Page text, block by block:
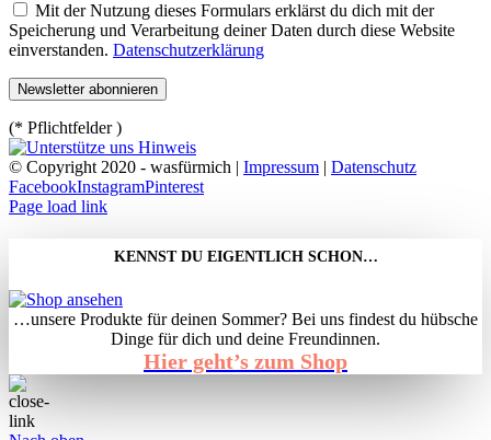
Mit der Nutzung dieses Formulars erklärst du dich mit der
Speicherung und Verarbeitung deiner Daten durch diese Website
einverstanden. Datenschutzerklärung
(* Pflichtfelder )
© Copyright 2020 - wasfürmich | Impressum | Datenschutz
FacebookInstagramPinterest
Page load link
KENNST DU EIGENTLICH SCHON…
…unsere Produkte für deinen Sommer? Bei uns findest du hübsche
Dinge für dich und deine Freundinnen.
Hier geht’s zum Shop